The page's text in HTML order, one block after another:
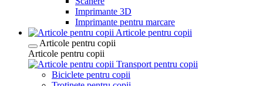
Imprimante 3D
Imprimante pentru marcare
Articole pentru copii
Articole pentru copii
Articole pentru copii
Transport pentru copii
Biciclete pentru copii